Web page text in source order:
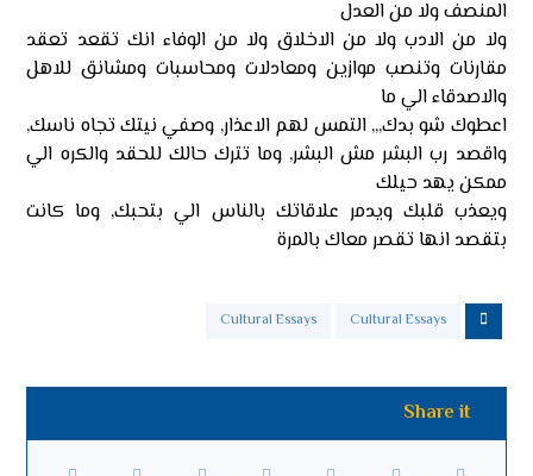
المنصف ولا من العدل
ولا من الادب ولا من الاخلاق ولا من الوفاء انك تقعد تعقد
مقارنات وتنصب موازين ومعادلات ومحاسبات ومشانق للاهل
والاصدقاء الي ما
اعطوك شو بدك,,, التمس لهم الاعذار, وصفي نيتك تجاه ناسك,
واقصد رب البشر مش البشر, وما تترك حالك للحقد والكره الي
ممكن يهد حيلك
ويعذب قلبك ويدمر علاقاتك بالناس الي بتحبك, وما كانت
بتقصد انها تقصر معاك بالمرة
Cultural Essays
Cultural Essays